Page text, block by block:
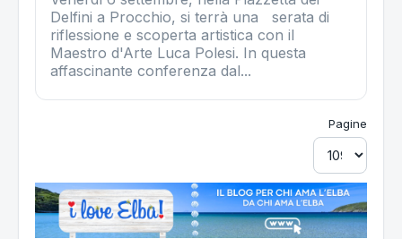
Delfini a Procchio, si terrà una serata di
riflessione e scoperta artistica con il
Maestro d'Arte Luca Polesi. In questa
affascinante conferenza dal...
Pagine